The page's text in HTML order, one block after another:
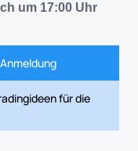
um 17:00 Uhr
für die